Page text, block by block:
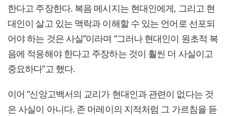
한다고 주장한다. 복음 메시지는 현대인에게, 그리고 현
대인이 살고 있는 맥락과 이해할 수 있는 언어로 선포되
어야 하는 것은 사실”이라며 “그러나 현대인이 원초적 복
음에 적응해야 한다고 주장하는 것이 훨씬 더 사실이고
중요하다”고 했다.
이어 “신앙고백서의 교리가 현대인과 관련이 없다는 것
은 사실이 아니다. 존 머레이의 지적처럼 그 가르침을 듣